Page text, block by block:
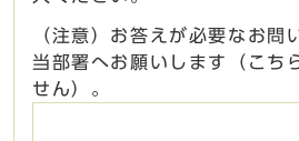
（注意）お答えが必要なお問
当部署へお願いします（こち
せん）。